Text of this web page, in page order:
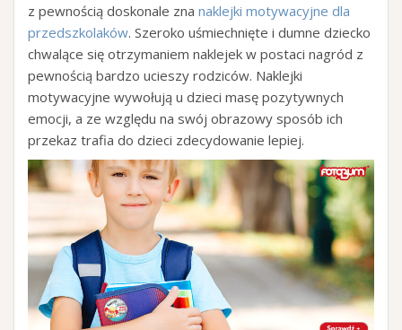
z pewnością doskonale zna naklejki motywacyjne dla
przedszkolaków. Szeroko uśmiechnięte i dumne dziecko
chwalące się otrzymaniem naklejek w postaci nagród z
pewnością bardzo ucieszy rodziców. Naklejki
motywacyjne wywołują u dzieci masę pozytywnych
emocji, a ze względu na swój obrazowy sposób ich
przekaz trafia do dzieci zdecydowanie lepiej.